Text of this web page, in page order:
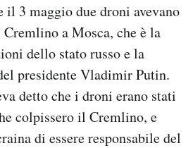
3 maggio due droni avevano
a Mosca, che è la
dello stato russo e la
presidente Vladimir Putin.
detto che i droni erano stati
colpissero il Cremlino, e
di essere responsabile del